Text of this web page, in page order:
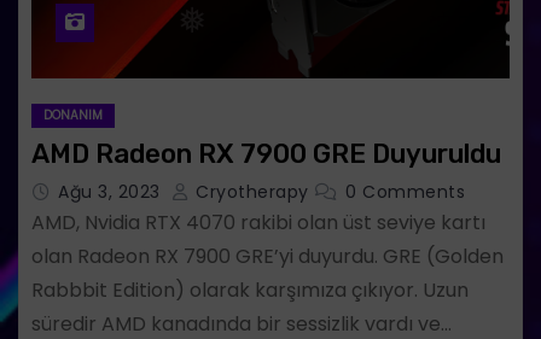
DONANIM
AMD Radeon RX 7900 GRE Duyuruldu
Ağu 3, 2023 Cryotherapy 0 Comments
AMD, Nvidia RTX 4070 rakibi olan üst seviye kartı
olan Radeon RX 7900 GRE’yi duyurdu. GRE (Golden
Rabbbit Edition) olarak karşımıza çıkıyor. Uzun
süredir AMD kanadında bir sessizlik vardı ve…